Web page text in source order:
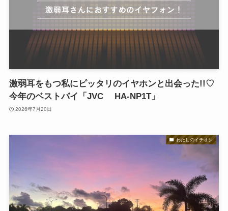
激弱耳をもつ私にピッタリのイヤホンと出会った!!♡
今年のベストバイ「JVC HA-NP1T」
2026年7月20日
わたしのイチオシ